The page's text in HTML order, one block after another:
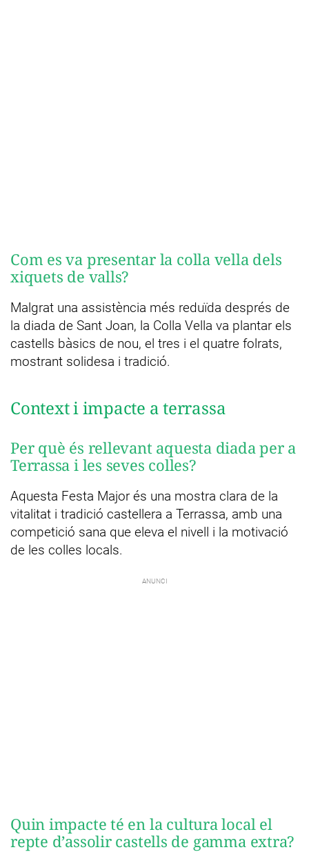
Com es va presentar la colla vella dels
xiquets de valls?
Malgrat una assistència més reduïda després de
la diada de Sant Joan, la Colla Vella va plantar els
castells bàsics de nou, el tres i el quatre folrats,
mostrant solidesa i tradició.
Context i impacte a terrassa
Per què és rellevant aquesta diada per a
Terrassa i les seves colles?
Aquesta Festa Major és una mostra clara de la
vitalitat i tradició castellera a Terrassa, amb una
competició sana que eleva el nivell i la motivació
de les colles locals.
Quin impacte té en la cultura local el
repte d’assolir castells de gamma extra?